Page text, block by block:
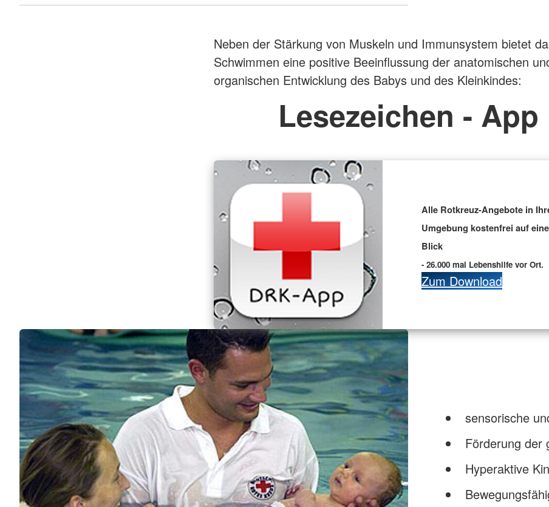
Neben der Stärkung von Muskeln und Immunsystem bietet
Schwimmen eine positive Beeinflussung der anatomischen
organischen Entwicklung des Babys und des Kleinkindes:
Lesezeichen - App
Alle Rotkreuz-Angebote in
Umgebung kostenfrei auf
Blick
- 26.000 mal Lebenshilfe vor Ort.
Zum Download
sensorische
Förderung der
Hyperaktive